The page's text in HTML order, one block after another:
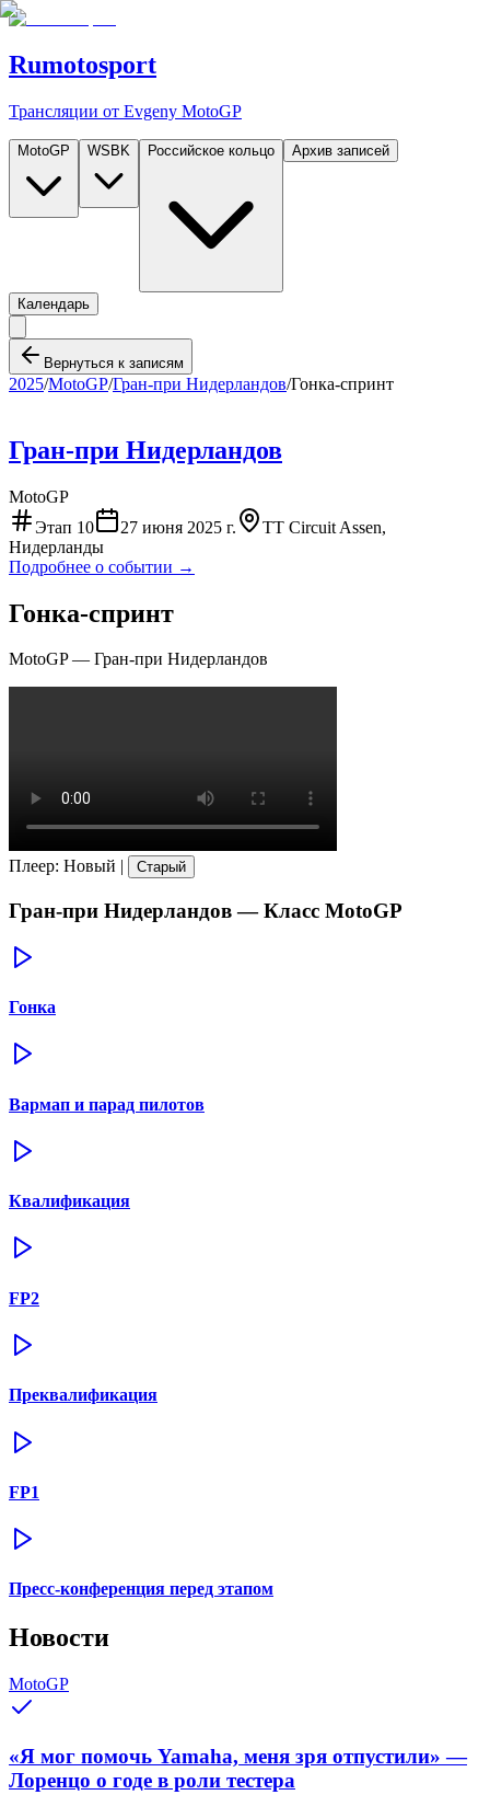
Rumotosport
Трансляции от Evgeny MotoGP
MotoGP WSBK Российское кольцо Архив записей
Календарь
Вернуться к записям
2025/MotoGP/Гран-при Нидерландов/Гонка-спринт
Гран-при Нидерландов
MotoGP
Этап 10 27 июня 2025 г.
TT Circuit Assen,
Нидерланды
Подробнее о событии →
Гонка-спринт
MotoGP— Гран-при Нидерландов
Плеер: Новый | Старый
Гран-при Нидерландов— Класс MotoGP
Гонка
Вармап и парад пилотов
Квалификация
FP2
Преквалификация
FP1
Пресс-конференция перед этапом
Новости
MotoGP
«Я мог помочь Yamaha, меня зря отпустили» —
Лоренцо о годе в роли тестера